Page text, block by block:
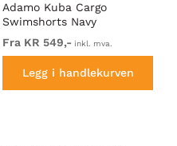
Adamo Kuba Cargo
Swimshorts Navy
Fra KR 549,- inkl. mva.
Legg i handlekurven